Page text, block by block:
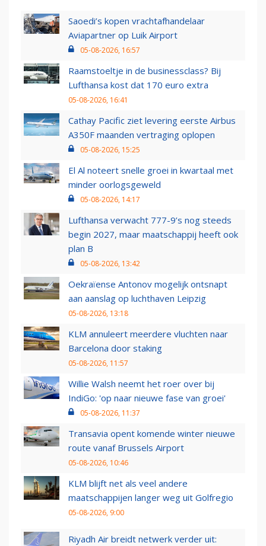
Saoedi’s kopen vrachtafhandelaar
Aviapartner op Luik Airport
05-08-2026, 16:57
Raamstoeltje in de businessclass? Bij
Lufthansa kost dat 170 euro extra
05-08-2026, 16:41
Cathay Pacific ziet levering eerste Airbus
A350F maanden vertraging oplopen
05-08-2026, 15:25
El Al noteert snelle groei in kwartaal met
minder oorlogsgeweld
05-08-2026, 14:17
Lufthansa verwacht 777-9’s nog steeds
begin 2027, maar maatschappij heeft ook
plan B
05-08-2026, 13:42
Oekraïense Antonov mogelijk ontsnapt
aan aanslag op luchthaven Leipzig
05-08-2026, 13:18
KLM annuleert meerdere vluchten naar
Barcelona door staking
05-08-2026, 11:57
Willie Walsh neemt het roer over bij
IndiGo: 'op naar nieuwe fase van groei'
05-08-2026, 11:37
Transavia opent komende winter nieuwe
route vanaf Brussels Airport
05-08-2026, 10:46
KLM blijft net als veel andere
maatschappijen langer weg uit Golfregio
05-08-2026, 9:00
Riyadh Air breidt netwerk verder uit: